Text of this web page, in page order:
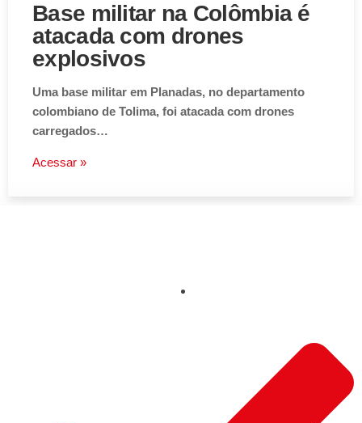
Base militar na Colômbia é
atacada com drones
explosivos
Uma base militar em Planadas, no departamento
colombiano de Tolima, foi atacada com drones
carregados…
Acessar »